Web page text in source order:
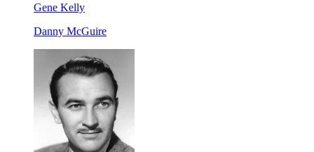
Gene Kelly
Danny McGuire